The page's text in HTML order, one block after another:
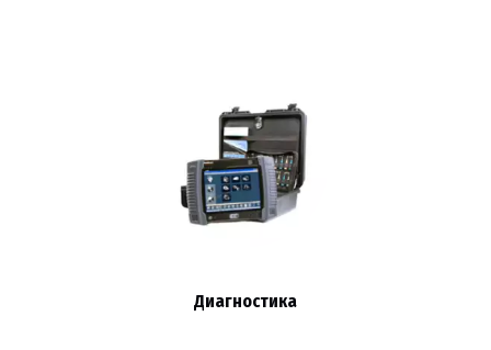
Диагностика